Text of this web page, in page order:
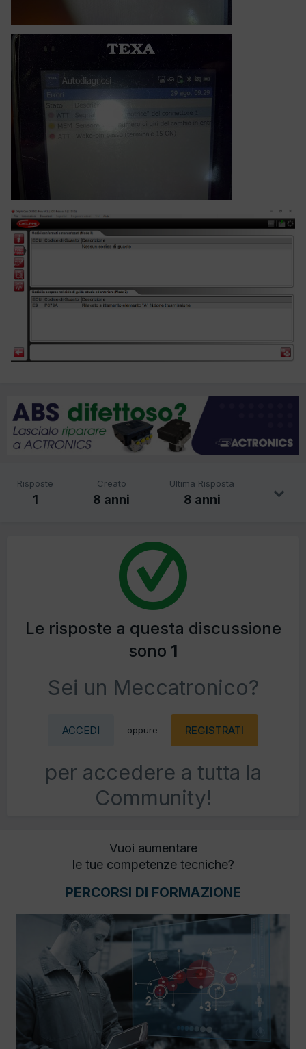
Risposte
1
Creato
8 anni
Ultima Risposta
8 anni
Le risposte a questa discussione
sono 1
Sei un Meccatronico?
ACCEDI oppure REGISTRATI
per accedere a tutta la
Community!
Vuoi aumentare
le tue competenze tecniche?
PERCORSI DI FORMAZIONE